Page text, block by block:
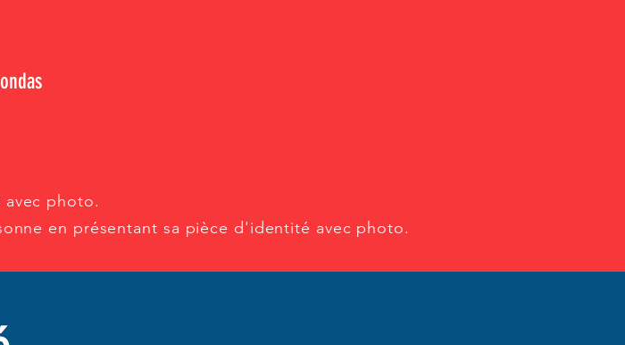
photo.
en présentant sa pièce d'identité avec photo.